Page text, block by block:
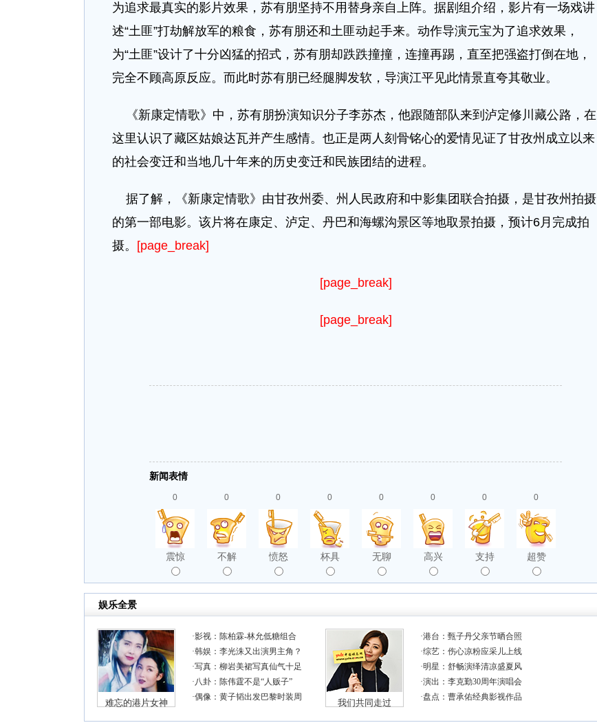
为追求最真实的影片效果，苏有朋坚持不用替身亲自上阵。据剧组介绍，影片有一场戏讲
述“土匪”打劫解放军的粮食，苏有朋还和土匪动起手来。动作导演元宝为了追求效果，
为“土匪”设计了十分凶猛的招式，苏有朋却跌跌撞撞，连撞再踢，直至把强盗打倒在地，
完全不顾高原反应。而此时苏有朋已经腿脚发软，导演江平见此情景直夸其敬业。
《新康定情歌》中，苏有朋扮演知识分子李苏杰，他跟随部队来到泸定修川藏公路，在
这里认识了藏区姑娘达瓦并产生感情。也正是两人刻骨铭心的爱情见证了甘孜州成立以来
的社会变迁和当地几十年来的历史变迁和民族团结的进程。
据了解，《新康定情歌》由甘孜州委、州人民政府和中影集团联合拍摄，是甘孜州拍摄
的第一部电影。该片将在康定、泸定、丹巴和海螺沟景区等地取景拍摄，预计6月完成拍
摄。 [page_break]
[page_break]
[page_break]
新闻表情
0
震惊
0
不解
0
愤怒
0
杯具
0
无聊
0
高兴
0
支持
0
超赞